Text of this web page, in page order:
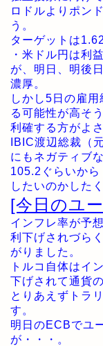
ロドルよりポン
う。
ターゲットは
・米ドル円は利
が、明日、明後
濃厚。
しかし5日の雇
る可能性が高そ
利確する方がよさ
IBIC渡辺総裁（
にもネガティブ
105.2ぐらいから
したいのかした
[今日のユ
インフレ率が予
利下げされづら
がりました。
トルコ自体はイ
下げされて通貨
とりあえずトラ
す。
明日のECBでユ
が・・・。